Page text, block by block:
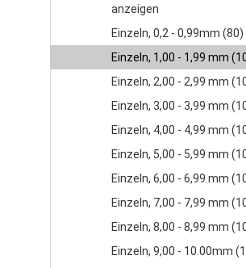
anzeigen
Einzeln, 0,2 - 0,99mm (80)
Einzeln, 1,00 - 1,99 mm
Einzeln, 2,00 - 2,99 mm
Einzeln, 3,00 - 3,99 mm
Einzeln, 4,00 - 4,99 mm
Einzeln, 5,00 - 5,99 mm
Einzeln, 6,00 - 6,99 mm
Einzeln, 7,00 - 7,99 mm
Einzeln, 8,00 - 8,99 mm
Einzeln, 9,00 - 10.00mm